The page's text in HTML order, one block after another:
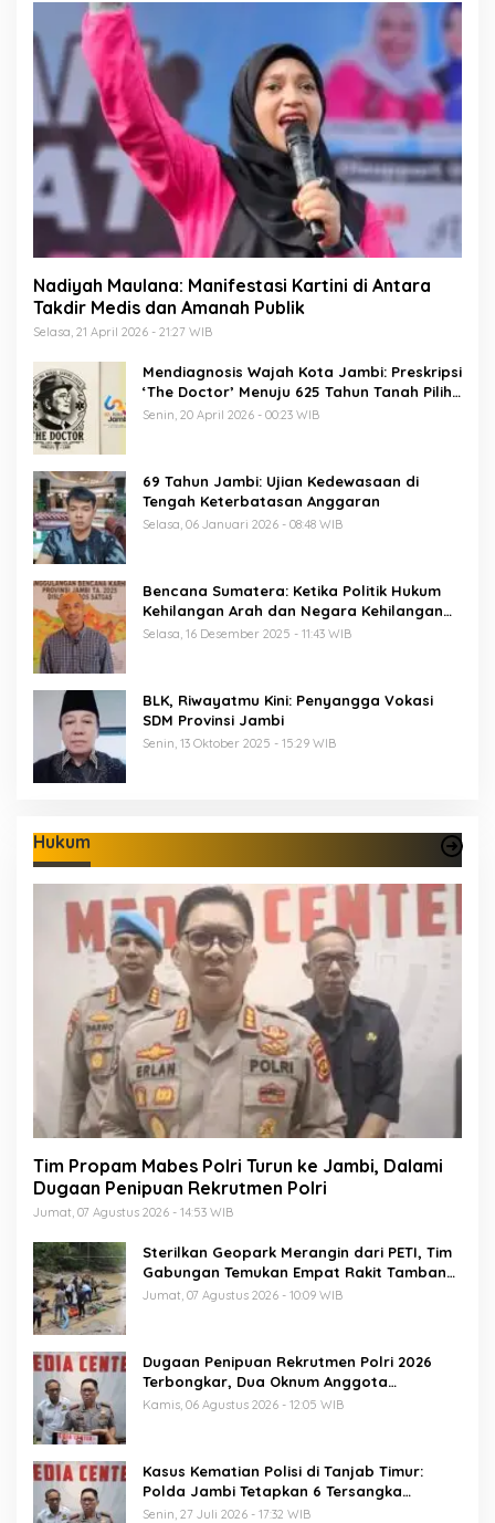
Nadiyah Maulana: Manifestasi Kartini di Antara
Takdir Medis dan Amanah Publik
Selasa, 21 April 2026 - 21:27 WIB
Mendiagnosis Wajah Kota Jambi: Preskripsi
‘The Doctor’ Menuju 625 Tahun Tanah Pilih
Pusako Batuah
Senin, 20 April 2026 - 00:23 WIB
69 Tahun Jambi: Ujian Kedewasaan di
Tengah Keterbatasan Anggaran
Selasa, 06 Januari 2026 - 08:48 WIB
Bencana Sumatera: Ketika Politik Hukum
Kehilangan Arah dan Negara Kehilangan
Keberanian
Selasa, 16 Desember 2025 - 11:43 WIB
BLK, Riwayatmu Kini: Penyangga Vokasi
SDM Provinsi Jambi
Senin, 13 Oktober 2025 - 15:29 WIB
Hukum
Tim Propam Mabes Polri Turun ke Jambi, Dalami
Dugaan Penipuan Rekrutmen Polri
Jumat, 07 Agustus 2026 - 14:53 WIB
Sterilkan Geopark Merangin dari PETI, Tim
Gabungan Temukan Empat Rakit Tambang
Ilegal
Jumat, 07 Agustus 2026 - 10:09 WIB
Dugaan Penipuan Rekrutmen Polri 2026
Terbongkar, Dua Oknum Anggota
Diamankan Propam Polda Jambi
Kamis, 06 Agustus 2026 - 12:05 WIB
Kasus Kematian Polisi di Tanjab Timur:
Polda Jambi Tetapkan 6 Tersangka
Termasuk 5 Anggota Polri
Senin, 27 Juli 2026 - 17:32 WIB